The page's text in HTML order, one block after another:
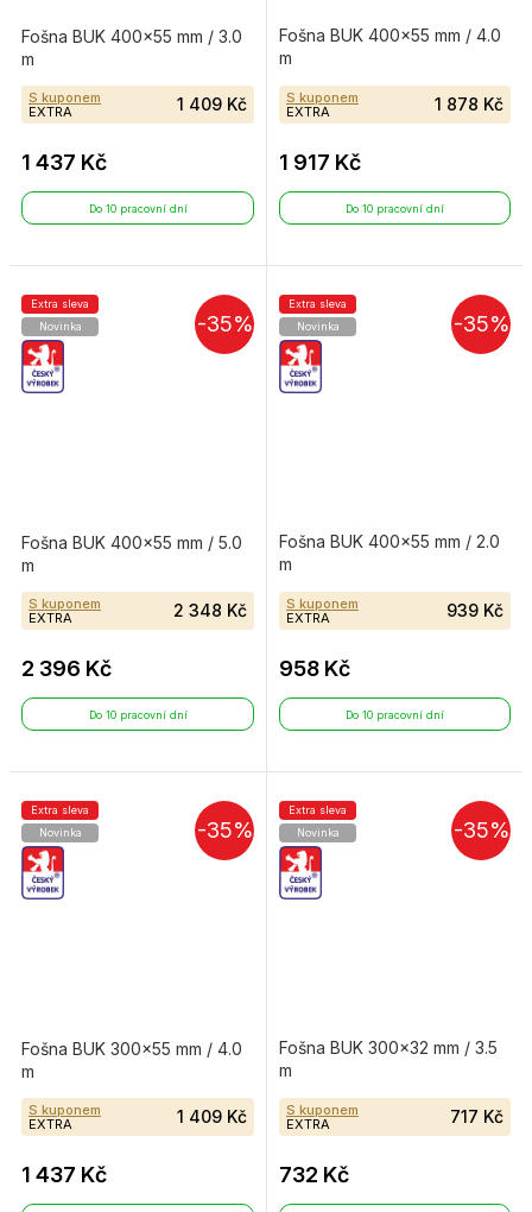
Fošna BUK 400×55 mm / 3.0
m
S kuponem
EXTRA
1 409 Kč
1 437 Kč
Do 10 pracovní dní
Fošna BUK 400×55 mm / 4.0
m
S kuponem
EXTRA
1 878 Kč
1 917 Kč
Do 10 pracovní dní
-35%
Extra sleva
Novinka
Fošna BUK 400×55 mm / 5.0
m
S kuponem
EXTRA
2 348 Kč
2 396 Kč
Do 10 pracovní dní
-35%
Extra sleva
Novinka
Fošna BUK 400×55 mm / 2.0
m
S kuponem
EXTRA
939 Kč
958 Kč
Do 10 pracovní dní
-35%
Extra sleva
Novinka
Fošna BUK 300×55 mm / 4.0
m
S kuponem
EXTRA
1 409 Kč
1 437 Kč
-35%
Extra sleva
Novinka
Fošna BUK 300×32 mm / 3.5
m
S kuponem
EXTRA
717 Kč
732 Kč